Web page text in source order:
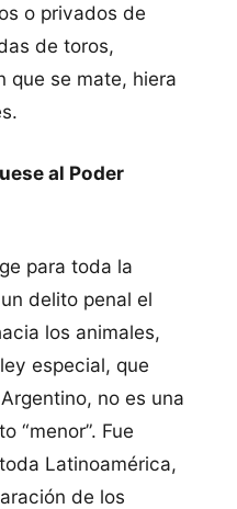
o privados de
de toros,
que se mate, hiera
al Poder
para toda la
delito penal el
los animales,
especial, que
no es una
“menor”. Fue
Latinoamérica,
de los